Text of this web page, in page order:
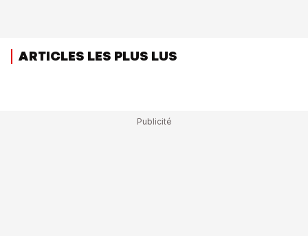
ARTICLES LES PLUS LUS